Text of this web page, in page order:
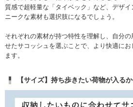
質感で超軽量な「タイベック」など、デザ
ニークな素材も選択肢になるでしょう。
それぞれの素材が持つ特性を理解し、自分
せたサコッシュを選ぶことで、より快適にお
ます。
【サイズ】持ち歩きたい荷物が入る